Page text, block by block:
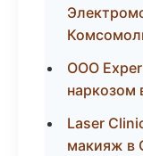
ООО
наркозом
Laser
макияж в